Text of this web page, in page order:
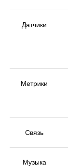
Датчики
Метрики
Связь
Музыка